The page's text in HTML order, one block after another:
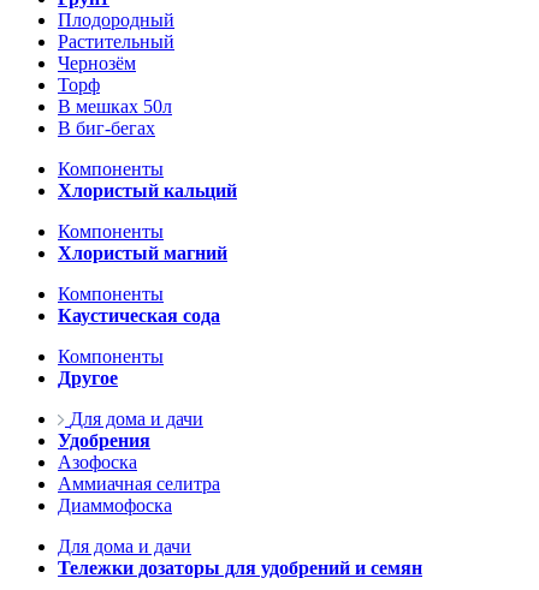
Плодородный
Растительный
Чернозём
Торф
В мешках 50л
В биг-бегах
Компоненты
Хлористый кальций
Компоненты
Хлористый магний
Компоненты
Каустическая сода
Компоненты
Другое
Для дома и дачи
Удобрения
Азофоска
Аммиачная селитра
Диаммофоска
Для дома и дачи
Тележки дозаторы для удобрений и семян